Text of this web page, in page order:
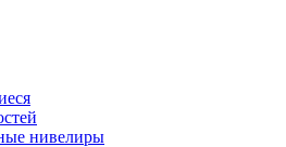
нивелиры